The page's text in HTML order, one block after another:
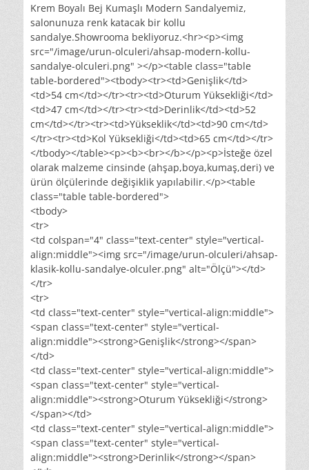
Krem Boyalı Bej Kumaşlı Modern Sandalyemiz,
salonunuza renk katacak bir kollu
sandalye.Showrooma bekliyoruz.<hr><p><img
src="/image/urun-olculeri/ahsap-modern-kollu-
sandalye-olculeri.png" ></p><table class="table
table-bordered"><tbody><tr><td>Genişlik</td>
<td>54 cm</td></tr><tr><td>Oturum Yüksekliği</td>
<td>47 cm</td></tr><tr><td>Derinlik</td><td>52
cm</td></tr><tr><td>Yükseklik</td><td>90 cm</td>
</tr><tr><td>Kol Yüksekliği</td><td>65 cm</td></tr>
</tbody></table><p><b><br></b></p><p>İsteğe özel
olarak malzeme cinsinde (ahşap,boya,kumaş,deri) ve
ürün ölçülerinde değişiklik yapılabilir.</p><table
class="table table-bordered">
<tbody>
<tr>
<td colspan="4" class="text-center" style="vertical-
align:middle"><img src="/image/urun-olculeri/ahsap-
klasik-kollu-sandalye-olculer.png" alt="Ölçü"></td>
</tr>
<tr>
<td class="text-center" style="vertical-align:middle">
<span class="text-center" style="vertical-
align:middle"><strong>Genişlik</strong></span>
</td>
<td class="text-center" style="vertical-align:middle">
<span class="text-center" style="vertical-
align:middle"><strong>Oturum Yüksekliği</strong>
</span></td>
<td class="text-center" style="vertical-align:middle">
<span class="text-center" style="vertical-
align:middle"><strong>Derinlik</strong></span>